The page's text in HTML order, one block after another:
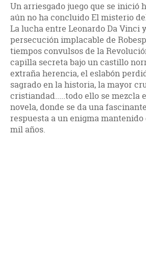
Un arriesgado juego que se inició
aún no ha concluido El misterio
La lucha entre Leonardo Da Vinci
persecución implacable de
tiempos convulsos de la
capilla secreta bajo un castillo
extraña herencia, el eslabón
sagrado en la historia, la mayor
cristiandad.....todo ello se mezcla
novela, donde se da una
respuesta a un enigma mantenido
mil años.